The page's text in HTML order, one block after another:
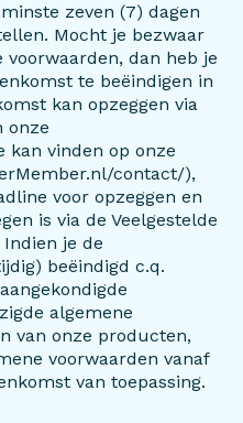
zeven (7) dagen
Mocht je bezwaar
voorwaarden, dan heb je
te beëindigen in
kan opzeggen via
onze
kan vinden op onze
contact/),
voor opzeggen en
is via de Veelgestelde
je de
beëindigd c.q.
algemene
van onze producten,
voorwaarden vanaf
van toepassing.